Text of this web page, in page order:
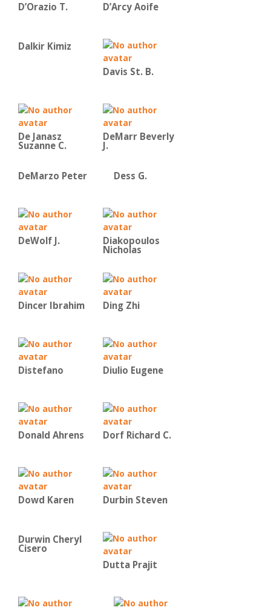
D’Orazio T. D’Arcy Aoife
Dalkir Kimiz
Davis St. B.
De Janasz
Suzanne C.
DeMarr Beverly
J.
DeMarzo Peter Dess G.
DeWolf J. Diakopoulos
Nicholas
Dincer Ibrahim Ding Zhi
Distefano Diulio Eugene
Donald Ahrens Dorf Richard C.
Dowd Karen Durbin Steven
Durwin Cheryl
Cisero
Dutta Prajit